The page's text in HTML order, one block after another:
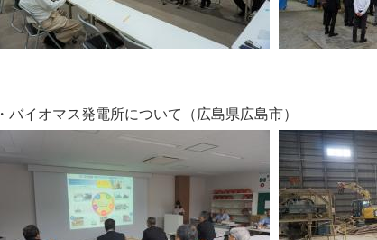
・バイオマス発電所について（広島県広島市）